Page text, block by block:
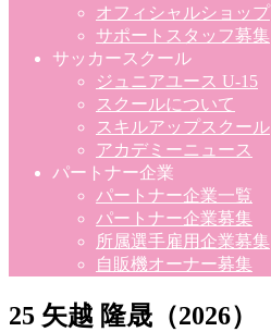
オフィシャルショップ
サポートスタッフ募集
サッカースクール
ジュニアユース U-15
スクールについて
スキルアップスクール
アカデミーニュース
パートナー企業
パートナー企業一覧
パートナー企業募集
所属選手雇用企業募集
自販機オーナー募集
25 矢越 隆晟（2026）